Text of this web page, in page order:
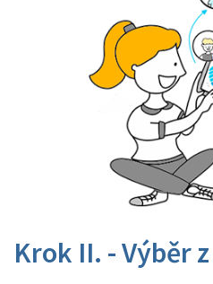
Krok II. - Výběr